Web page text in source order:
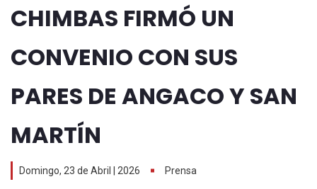
CHIMBAS FIRMÓ UN
CONVENIO CON SUS
PARES DE ANGACO Y SAN
MARTÍN
Domingo, 23 de Abril | 2026 Prensa